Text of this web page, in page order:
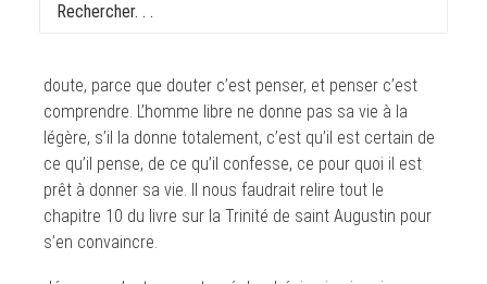
avoir la liberté humaine de tout questionner ?
doute, parce que douter c’est penser, et penser c’est
comprendre. L’homme libre ne donne pas sa vie à la
légère, s’il la donne totalement, c’est qu’il est certain de
ce qu’il pense, de ce qu’il confesse, ce pour quoi il est
prêt à donner sa vie. Il nous faudrait relire tout le
chapitre 10 du livre sur la Trinité de saint Augustin pour
s’en convaincre.